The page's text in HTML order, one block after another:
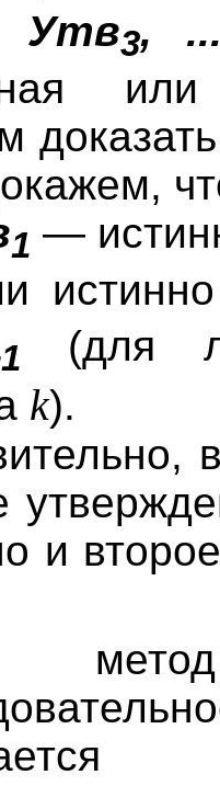
Утв3,
1 —
(для
k).
и
метод